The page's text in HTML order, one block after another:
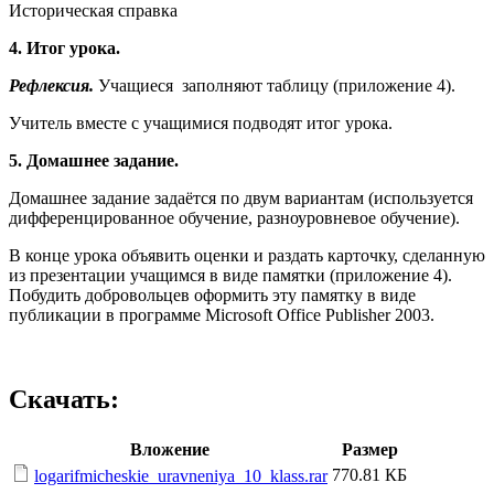
Историческая справка
4. Итог урока.
Рефлексия. Учащиеся заполняют таблицу (приложение 4).
Учитель вместе с учащимися подводят итог урока.
5. Домашнее задание.
Домашнее задание задаётся по двум вариантам (используется
дифференцированное обучение, разноуровневое обучение).
В конце урока объявить оценки и раздать карточку, сделанную
из презентации учащимся в виде памятки (приложение 4).
Побудить добровольцев оформить эту памятку в виде
публикации в программе Microsoft Office Publisher 2003.
Скачать:
Вложение
Размер
logarifmicheskie_uravneniya_10_klass.rar 770.81 КБ